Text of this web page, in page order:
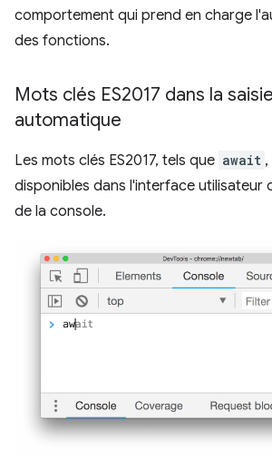
comportement qui prend en charge
des fonctions.
Mots clés ES2017 dans la
automatique
Les mots clés ES2017, tels que await
disponibles dans l'interface utilisateur
de la console.